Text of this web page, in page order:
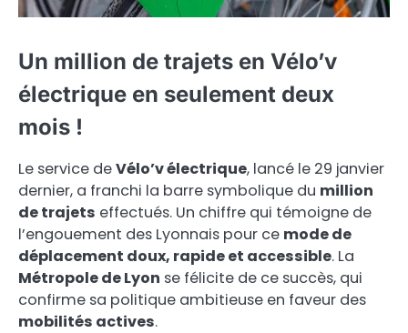
Un million de trajets en Vélo’v
électrique en seulement deux
mois !
Le service deVélo’v électrique, lancé le 29 janvier
dernier, a franchi la barre symbolique du million
de trajets effectués. Un chiffre qui témoigne de
l’engouement des Lyonnais pour ce mode de
déplacement doux, rapide et accessible. La
Métropole de Lyon se félicite de ce succès, qui
confirme sa politique ambitieuse en faveur des
mobilités actives.